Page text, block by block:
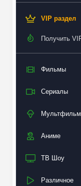
VIP раздел
Получить
Фильмы
Сериалы
Аниме
ТВ Шоу
Различное